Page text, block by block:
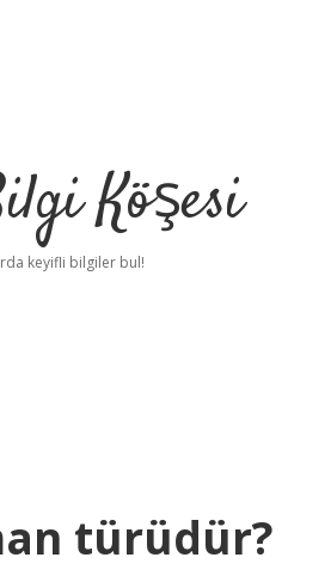
Köşesi
keyifli bilgiler bul!
türüdür?